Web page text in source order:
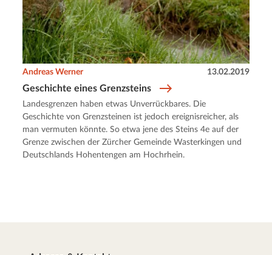
Geschichte eines Grenzsteins
Andreas Werner 13.02.2019
Landesgrenzen haben etwas Unverrückbares. Die
Geschichte von Grenzsteinen ist jedoch ereignisreicher, als
man vermuten könnte. So etwa jene des Steins 4e auf der
Grenze zwischen der Zürcher Gemeinde Wasterkingen und
Deutschlands Hohentengen am Hochrhein.